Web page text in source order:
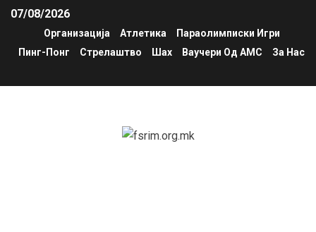
07/08/2026
Организација Атлетика
Параолимписки Игри
Пинг-Понг
Стрелаштво Шах Ваучери Од АМС За Нас